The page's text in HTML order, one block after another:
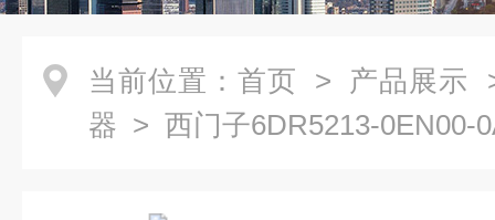
当前位置： 首页 > 产品展示
器 > 西门子6DR5213-0EN00-